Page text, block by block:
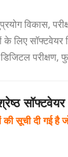
विकास,
के लिए सॉफ्टवेयर
परीक्षण,
सॉफ्टवेयर
की सूची दी गई है